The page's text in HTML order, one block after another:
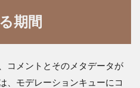
期間
コメントとそのメタデータが
、モデレーションキューにコ